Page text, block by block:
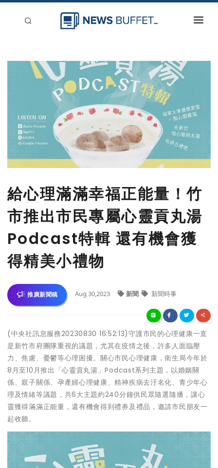
新聞稿分類
給心理滿滿幸福正能量！竹
市推出市民專屬心靈貢丸湯
Podcast特輯 還有機會獲
得精美小禮物
推廣新聞稿 Aug 30,2023 新聞 新聞時事
(中央社訊息服務20230830 16:52:13)守護市民的心理健康一直
是新竹市府團隊重視的議題，尤其在疫情之後，許多人面臨壓
力、焦慮、憂鬱等心理困擾。關心市民心理健康，衛生局今年於
8月至10月推出「心靈貢丸湯」Podcast系列主題，以婚姻關
係、親子關係、孕產婦心理健康、精神疾病去汙名化、青少年心
理及情緒等議題，共6大主題約240分鐘供民眾隨選隨播，讓心
靈獲得滿滿正能量，還有機會得到禮券及禮品，邀請市民朋友一
起收聽。